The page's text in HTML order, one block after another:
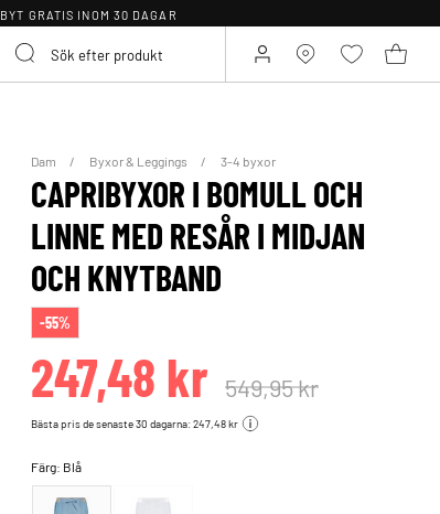
BYT GRATIS INOM 30 DAGAR
Dam Byxor & Leggings 3-4 byxor
CAPRIBYXOR I BOMULL OCH
LINNE MED RESÅR I MIDJAN
OCH KNYTBAND
-55%
247,48 kr 549,95 kr
Bästa pris de senaste 30 dagarna: 247,48 kr
Färg: Blå